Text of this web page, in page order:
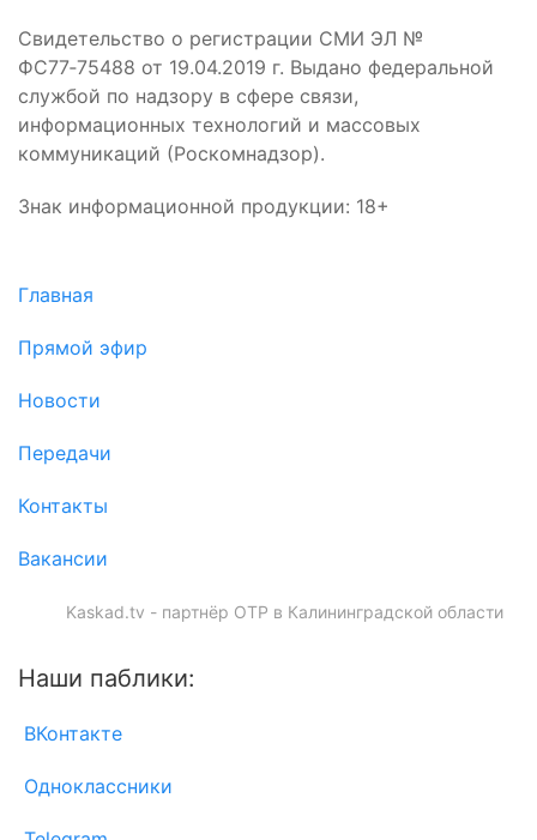
Свидетельство о регистрации СМИ ЭЛ №
ФС77‑75488 от 19.04.2019 г. Выдано федеральной
службой по надзору в сфере связи,
информационных технологий и массовых
коммуникаций (Роскомнадзор).
Знак информационной продукции: 18+
Главная
Прямой эфир
Новости
Передачи
Контакты
Вакансии
Kaskad.tv - партнёр ОТР в Калининградской области
Наши паблики:
ВКонтакте
Одноклассники